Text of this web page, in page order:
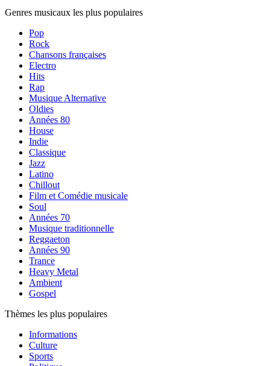
Genres musicaux les plus populaires
Pop
Rock
Chansons françaises
Electro
Hits
Rap
Musique Alternative
Oldies
Années 80
House
Indie
Classique
Jazz
Latino
Chillout
Film et Comédie musicale
Soul
Années 70
Musique traditionnelle
Reggaeton
Années 90
Trance
Heavy Metal
Ambient
Gospel
Thèmes les plus populaires
Informations
Culture
Sports